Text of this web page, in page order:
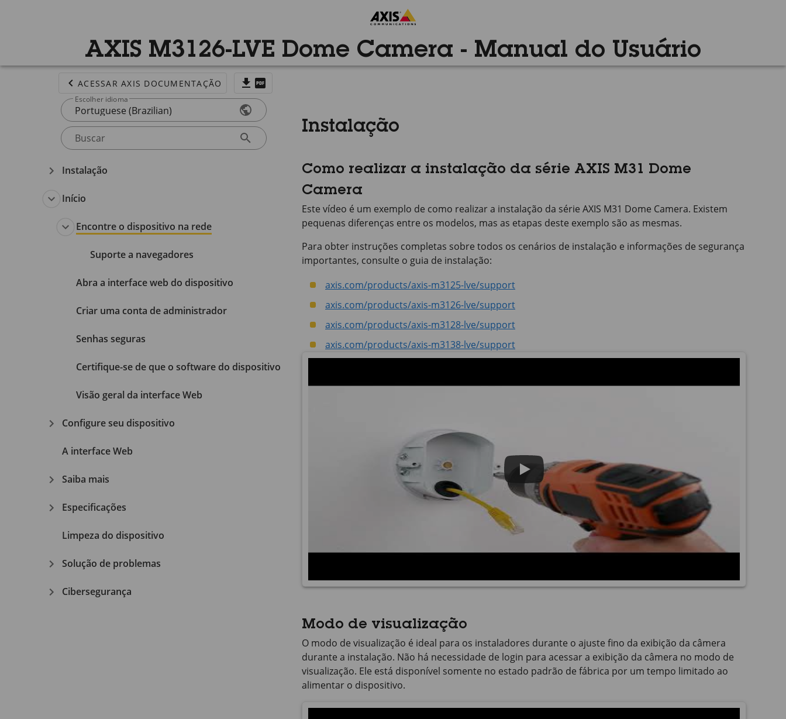
AXIS M3126-LVE Dome Camera - Manual do Usuário
ACESSAR AXIS DOCUMENTAÇÃO
Escolher idioma
Portuguese (Brazilian)
Buscar
Instalação
Início
Encontre o dispositivo na rede
Suporte a navegadores
Abra a interface web do dispositivo
Criar uma conta de administrador
Senhas seguras
Certifique-se de que o software do dispositivo não foi violado
Visão geral da interface Web
Configure seu dispositivo
A interface Web
Saiba mais
Especificações
Limpeza do dispositivo
Solução de problemas
Cibersegurança
Instalação
Como realizar a instalação da série AXIS M31 Dome
Camera
Este vídeo é um exemplo de como realizar a instalação da série AXIS M31 Dome Camera. Existem
pequenas diferenças entre os modelos, mas as etapas deste exemplo são as mesmas.
Para obter instruções completas sobre todos os cenários de instalação e informações de segurança
importantes, consulte o guia de instalação:
axis.com/products/axis-m3125-lve/support
axis.com/products/axis-m3126-lve/support
axis.com/products/axis-m3128-lve/support
axis.com/products/axis-m3138-lve/support
Modo de visualização
O modo de visualização é ideal para os instaladores durante o ajuste fino da exibição da câmera
durante a instalação. Não há necessidade de login para acessar a exibição da câmera no modo de
visualização. Ele está disponível somente no estado padrão de fábrica por um tempo limitado ao
alimentar o dispositivo.